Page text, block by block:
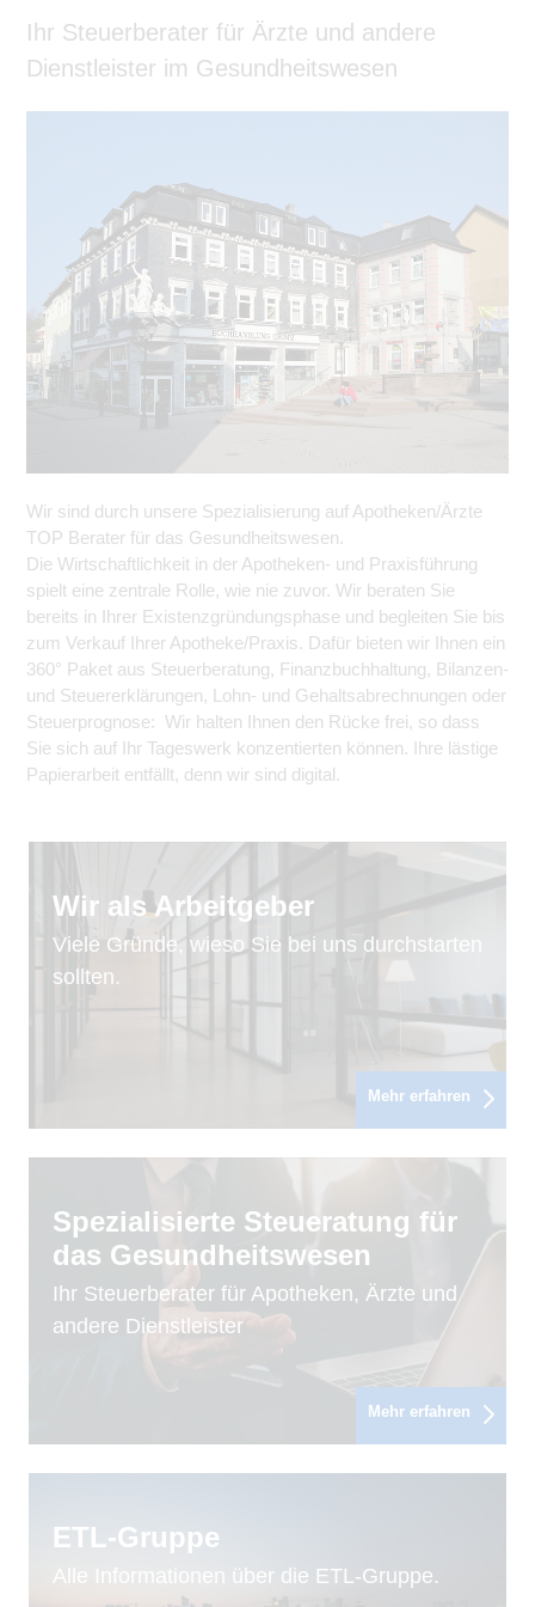
Ihr Steuerberater für Ärzte und andere
Dienstleister im Gesundheitswesen
Wir sind durch unsere Spezialisierung auf Apotheken/Ärzte
TOP Berater für das Gesundheitswesen.
Die Wirtschaftlichkeit in der Apotheken- und Praxisführung
spielt eine zentrale Rolle, wie nie zuvor. Wir beraten Sie
bereits in Ihrer Existenzgründungsphase und begleiten Sie bis
zum Verkauf Ihrer Apotheke/Praxis. Dafür bieten wir Ihnen ein
360° Paket aus Steuerberatung, Finanzbuchhaltung, Bilanzen-
und Steuererklärungen, Lohn- und Gehaltsabrechnungen oder
Steuerprognose: Wir halten Ihnen den Rücke frei, so dass
Sie sich auf Ihr Tageswerk konzentierten können. Ihre lästige
Papierarbeit entfällt, denn wir sind digital.
Wir als Arbeitgeber
Viele Gründe, wieso Sie bei uns durchstarten
sollten.
Mehr erfahren
Spezialisierte Steueratung für
das Gesundheitswesen
Ihr Steuerberater für Apotheken, Ärzte und
andere Dienstleister
Mehr erfahren
ETL-Gruppe
Alle Informationen über die ETL-Gruppe.